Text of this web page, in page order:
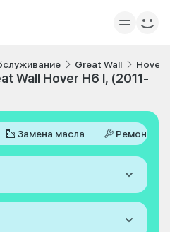
Great Wall Hover
Wall Hover H6 I, (2011-
Замена масла Ремонт